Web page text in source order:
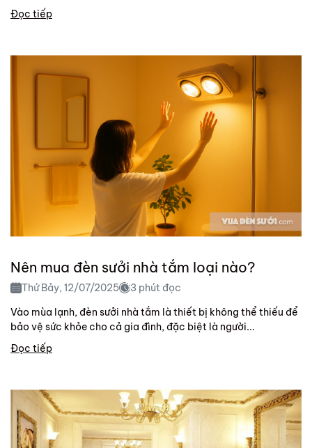
làm ấm tức...
Đọc tiếp
Nên mua đèn sưởi nhà tắm loại nào?
Thứ Bảy, 12/07/2025
3 phút đọc
Vào mùa lạnh, đèn sưởi nhà tắm là thiết bị không thể thiếu để
bảo vệ sức khỏe cho cả gia đình, đặc biệt là người...
Đọc tiếp